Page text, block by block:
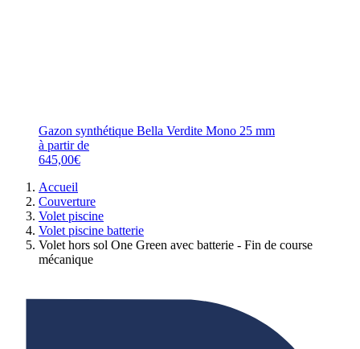
Gazon synthétique Bella Verdite Mono 25 mm
à partir de
645,00€
Accueil
Couverture
Volet piscine
Volet piscine batterie
Volet hors sol One Green avec batterie - Fin de course
mécanique